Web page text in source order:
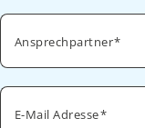
Ansprechpartner
E-Mail Adresse